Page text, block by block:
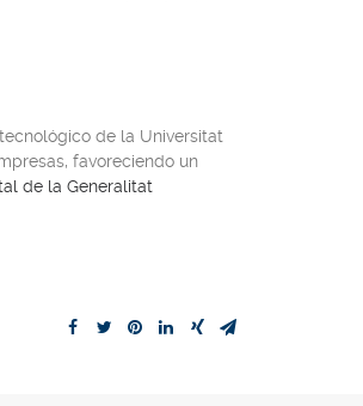
de la Universitat
favoreciendo un
de la Generalitat